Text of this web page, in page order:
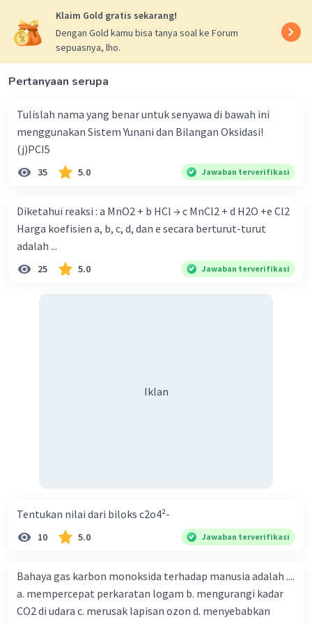
Klaim Gold gratis sekarang!
Dengan Gold kamu bisa tanya soal ke Forum
sepuasnya, lho.
Pertanyaan serupa
Tulislah nama yang benar untuk senyawa di bawah ini
menggunakan Sistem Yunani dan Bilangan Oksidasi!
(j)PCI5
35 5.0 Jawaban terverifikasi
Diketahui reaksi : a MnO2 + b HCl → c MnCl2 + d H2O +e Cl2
Harga koefisien a, b, c, d, dan e secara berturut-turut
adalah ...
25 5.0 Jawaban terverifikasi
Iklan
Tentukan nilai dari biloks c2o4²-
10 5.0 Jawaban terverifikasi
Bahaya gas karbon monoksida terhadap manusia adalah ....
a. mempercepat perkaratan logam b. mengurangi kadar
CO2 di udara c. merusak lapisan ozon d. menyebabkan